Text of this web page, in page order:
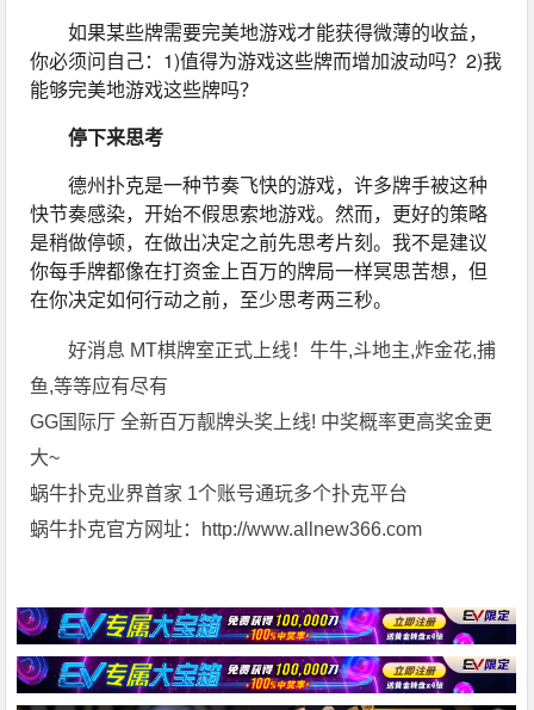
如果某些牌需要完美地游戏才能获得微薄的收益，
你必须问自己：1)值得为游戏这些牌而增加波动吗？2)我
能够完美地游戏这些牌吗？
停下来思考
德州扑克是一种节奏飞快的游戏，许多牌手被这种
快节奏感染，开始不假思索地游戏。然而，更好的策略
是稍做停顿，在做出决定之前先思考片刻。我不是建议
你每手牌都像在打资金上百万的牌局一样冥思苦想，但
在你决定如何行动之前，至少思考两三秒。
好消息 MT棋牌室正式上线！牛牛,斗地主,炸金花,捕
鱼,等等应有尽有
GG国际厅 全新百万靓牌头奖上线! 中奖概率更高奖金更
大~
蜗牛扑克业界首家 1个账号通玩多个扑克平台
蜗牛扑克官方网址：http://www.allnew366.com